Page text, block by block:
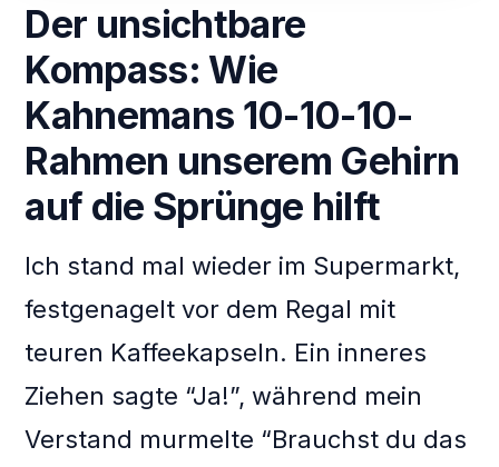
Der unsichtbare
Kompass: Wie
Kahnemans 10-10-10-
Rahmen unserem Gehirn
auf die Sprünge hilft
Ich stand mal wieder im Supermarkt,
festgenagelt vor dem Regal mit
teuren Kaffeekapseln. Ein inneres
Ziehen sagte “Ja!”, während mein
Verstand murmelte “Brauchst du das